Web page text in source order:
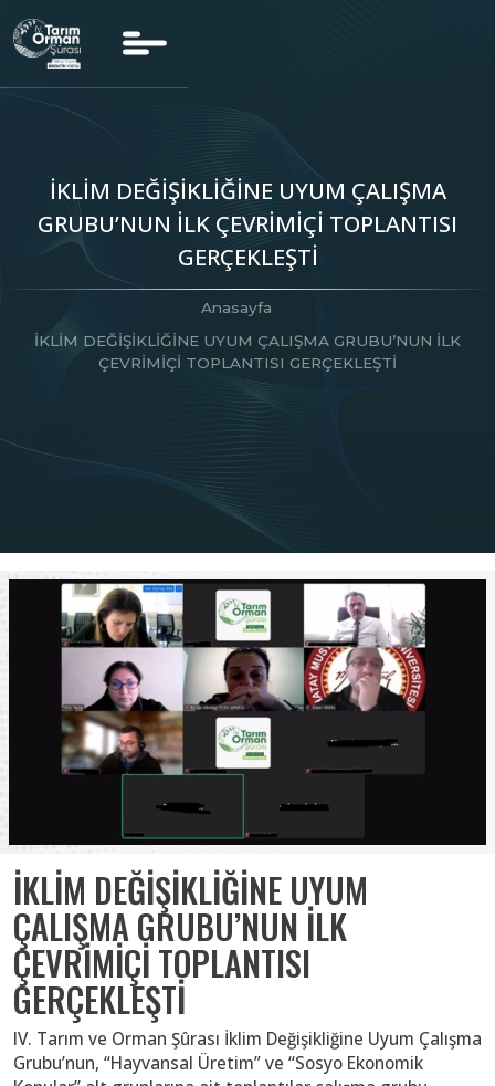
İKLİM DEĞİŞİKLİĞİNE UYUM ÇALIŞMA
GRUBU’NUN İLK ÇEVRİMİÇİ TOPLANTISI
GERÇEKLEŞTİ
Anasayfa
İKLİM DEĞİŞİKLİĞİNE UYUM ÇALIŞMA GRUBU’NUN İLK
ÇEVRİMİÇİ TOPLANTISI GERÇEKLEŞTİ
İKLİM DEĞİŞİKLİĞİNE UYUM
ÇALIŞMA GRUBU’NUN İLK
ÇEVRİMİÇİ TOPLANTISI
GERÇEKLEŞTİ
IV. Tarım ve Orman Şûrası İklim Değişikliğine Uyum Çalışma
Grubu’nun, “Hayvansal Üretim” ve ‘‘Sosyo Ekonomik